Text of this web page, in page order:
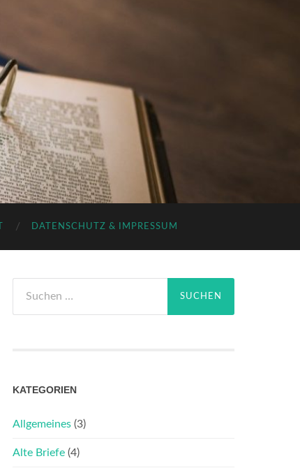
DATENSCHUTZ & IMPRESSUM
nach:
KATEGORIEN
Allgemeines (3)
Alte Briefe (4)